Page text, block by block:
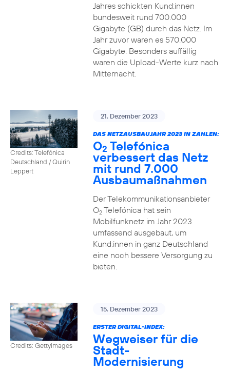
Jahres schickten Kund:innen
bundesweit rund 700.000
Gigabyte (GB) durch das Netz. Im
Jahr zuvor waren es 570.000
Gigabyte. Besonders auffällig
waren die Upload-Werte kurz nach
Mitternacht.
Credits: Telefónica
Deutschland / Quirin
Leppert
21. Dezember 2023
DAS NETZAUSBAUJAHR 2023 IN ZAHLEN:
O2 Telefónica
verbessert das Netz
mit rund 7.000
Ausbaumaßnahmen
Der Telekommunikationsanbieter
O2Telefónica hat sein
Mobilfunknetz im Jahr 2023
umfassend ausgebaut, um
Kund:innen in ganz Deutschland
eine noch bessere Versorgung zu
bieten.
Credits: Gettyimages
15. Dezember 2023
ERSTER DIGITAL-INDEX:
Wegweiser für die
Stadt-
Modernisierung